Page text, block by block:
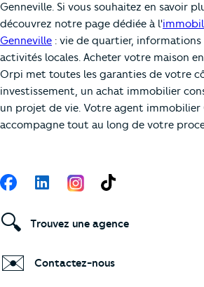
Genneville. Si vous souhaitez en savoir
découvrez notre page dédiée à l'
Genneville : vie de quartier,
activités locales. Acheter votre maison
Orpi met toutes les garanties de votre
investissement, un achat immobilier
un projet de vie. Votre agent immobilier
accompagne tout au long de votre
Suivez-nous
FacebookLinkedIn TikTok
🔍 Trouvez une agence
✉️ Contactez-nous